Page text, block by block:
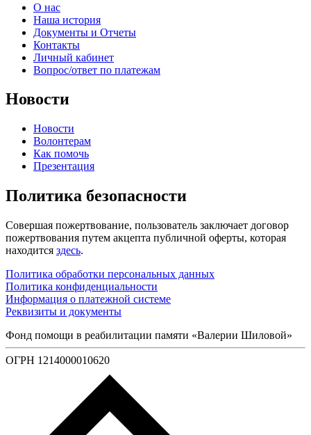
О нас
Наша история
Документы и Отчеты
Контакты
Личный кабинет
Вопрос/ответ по платежам
Новости
Новости
Волонтерам
Как помочь
Презентация
Политика безопасности
Совершая пожертвование, пользователь заключает договор
пожертвования путем акцепта публичной оферты, которая
находится здесь.
Политика обработки персональных данных
Политика конфиденциальности
Информация о платежной системе
Реквизиты и документы
Фонд помощи в реабилитации памяти «Валерии Шиловой»
ОГРН 1214000010620